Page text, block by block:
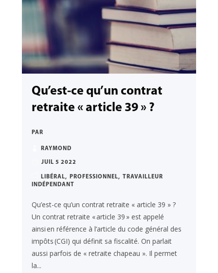
Qu’est-ce qu’un contrat
retraite « article 39 » ?
PAR
RAYMOND
JUIL 5 2022
LIBÉRAL PROFESSIONNEL
TRAVAILLEUR
INDÉPENDANT
Qu’est-ce qu’un contrat retraite « article 39 » ?
Un contrat retraite « article 39 » est appelé
ainsi en référence à l’article du code général des
impôts (CGI) qui définit sa fiscalité. On parlait
aussi parfois de « retraite chapeau ». Il permet
la...